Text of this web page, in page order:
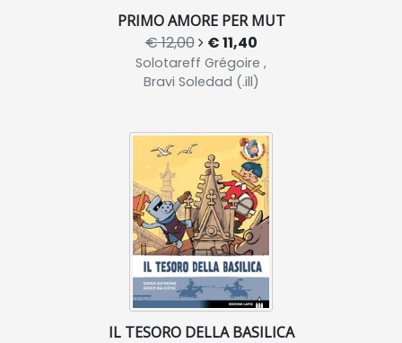
PRIMO AMORE PER MUT
€ 12,00 € 11,40
Solotareff Grégoire ,
Bravi Soledad (.ill)
IL TESORO DELLA BASILICA